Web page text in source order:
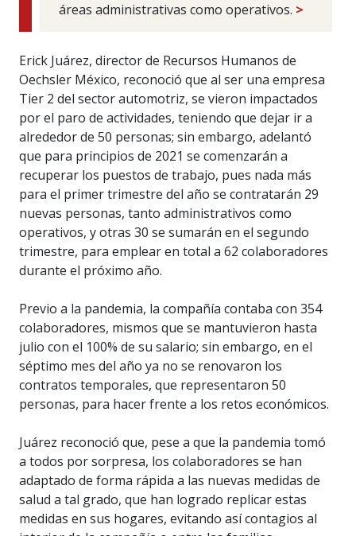
áreas administrativas como operativos. >
Erick Juárez, director de Recursos Humanos de
Oechsler México, reconoció que al ser una empresa
Tier 2 del sector automotriz, se vieron impactados
por el paro de actividades, teniendo que dejar ir a
alrededor de 50 personas; sin embargo, adelantó
que para principios de 2021 se comenzarán a
recuperar los puestos de trabajo, pues nada más
para el primer trimestre del año se contratarán 29
nuevas personas, tanto administrativos como
operativos, y otras 30 se sumarán en el segundo
trimestre, para emplear en total a 62 colaboradores
durante el próximo año.
Previo a la pandemia, la compañía contaba con 354
colaboradores, mismos que se mantuvieron hasta
julio con el 100% de su salario; sin embargo, en el
séptimo mes del año ya no se renovaron los
contratos temporales, que representaron 50
personas, para hacer frente a los retos económicos.
Juárez reconoció que, pese a que la pandemia tomó
a todos por sorpresa, los colaboradores se han
adaptado de forma rápida a las nuevas medidas de
salud a tal grado, que han logrado replicar estas
medidas en sus hogares, evitando así contagios al